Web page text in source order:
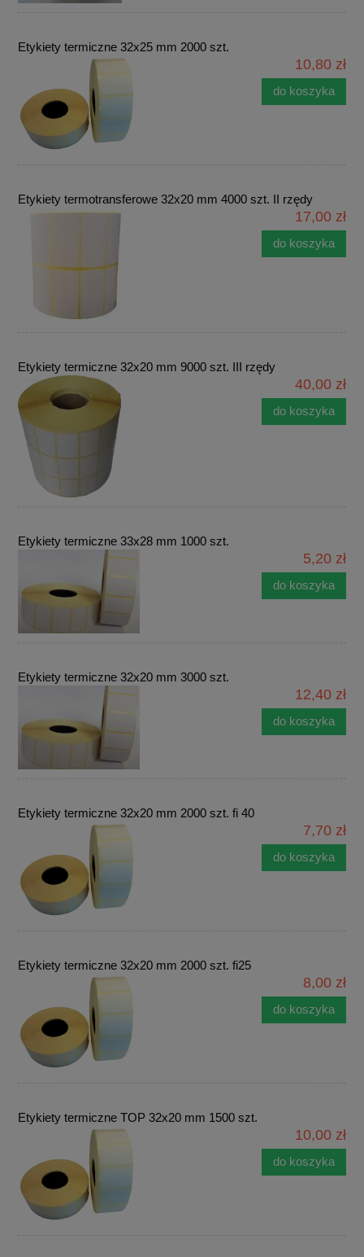
Etykiety termiczne 32x25 mm 2000 szt.
10,80 zł
do koszyka
Etykiety termotransferowe 32x20 mm 4000 szt. II rzędy
17,00 zł
do koszyka
Etykiety termiczne 32x20 mm 9000 szt. III rzędy
40,00 zł
do koszyka
Etykiety termiczne 33x28 mm 1000 szt.
5,20 zł
do koszyka
Etykiety termiczne 32x20 mm 3000 szt.
12,40 zł
do koszyka
Etykiety termiczne 32x20 mm 2000 szt. fi 40
7,70 zł
do koszyka
Etykiety termiczne 32x20 mm 2000 szt. fi25
8,00 zł
do koszyka
Etykiety termiczne TOP 32x20 mm 1500 szt.
10,00 zł
do koszyka